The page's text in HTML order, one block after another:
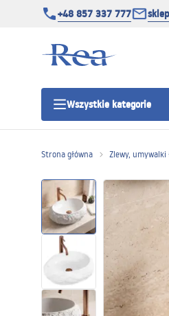
+48 857 337 777
Wszystkie kategorie
Kategorie produktowe
Kabiny prysznicowe
Drzwi prysznicowe
Brodziki prysznicowe
Odpływy liniowe
Strona główna Zlewy, umywalki